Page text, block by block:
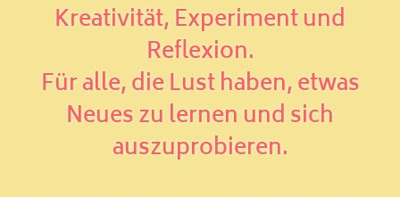
Kreativität, Experiment und
Reflexion.
Für alle, die Lust haben, etwas
Neues zu lernen und sich
auszuprobieren.